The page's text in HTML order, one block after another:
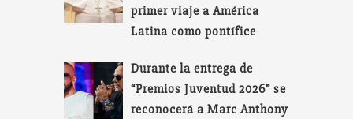
primer viaje a América
Latina como pontífice
Durante la entrega de
“Premios Juventud 2026” se
reconocerá a Marc Anthony